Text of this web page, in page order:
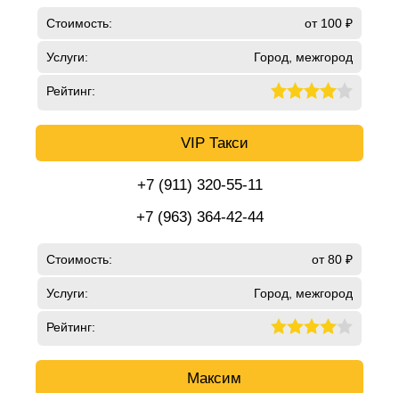
Стоимость: от 100 ₽
Услуги: Город, межгород
Рейтинг:
VIP Такси
+7 (911) 320-55-11
+7 (963) 364-42-44
Стоимость: от 80 ₽
Услуги: Город, межгород
Рейтинг:
Максим